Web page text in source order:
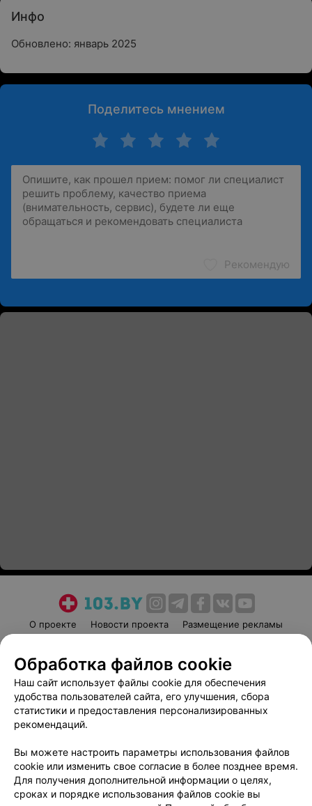
Инфо
Обновлено: январь 2025
Поделитесь мнением
Рекомендую
О проекте Новости проекта
Размещение рекламы
Пользовательское соглашение
Способы оплаты
Вакансии
Партнеры
Написать руководителю 103.by
Обработка персональных данных
Обработка файлов cookie
Наш сайт использует файлы cookie для обеспечения
удобства пользователей сайта, его улучшения, сбора
статистики и предоставления персонализированных
рекомендаций.
Вы можете настроить параметры использования файлов
cookie или изменить свое согласие в более позднее время.
Для получения дополнительной информации о целях,
сроках и порядке использования файлов cookie вы